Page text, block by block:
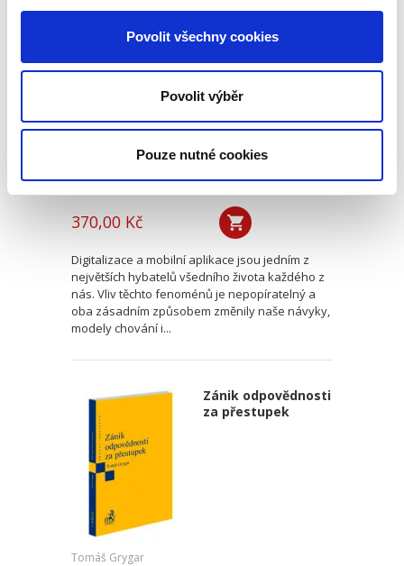
Povolit všechny cookies
Povolit výběr
Pouze nutné cookies
zaměstnance v
závislé práce se
zaměřením na
digitální platformy
Matěj Tkadlec
370,00 Kč
Digitalizace a mobilní aplikace jsou jedním z
největších hybatelů všedního života každého z
nás. Vliv těchto fenoménů je nepopíratelný a
oba zásadním způsobem změnily naše návyky,
modely chování i...
Zánik odpovědnosti
za přestupek
Tomáš Grygar